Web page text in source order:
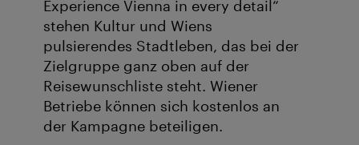
Experience Vienna in every detail“
stehen Kultur und Wiens
pulsierendes Stadtleben, das bei der
Zielgruppe ganz oben auf der
Reisewunschliste steht. Wiener
Betriebe können sich kostenlos an
der Kampagne beteiligen.